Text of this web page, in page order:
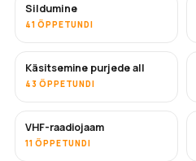
Sildumine
41 ÕPPETUNDI
Käsitsemine purjede all
43 ÕPPETUNDI
VHF-raadiojaam
11 ÕPPETUNDI